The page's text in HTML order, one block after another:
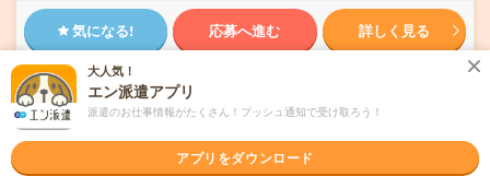
気になる! 応募へ進む 詳しく見る
派遣会社
未読 掲載日
大人気！
エン派遣アプリ
派遣のお仕事情報がたくさん！プッシュ通知で受け取ろう！
アプリをダウンロード